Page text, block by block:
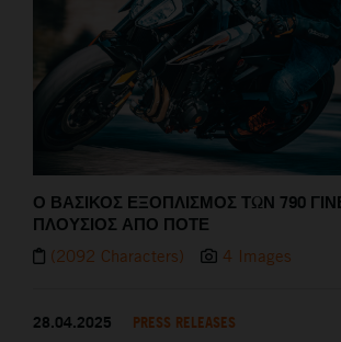
Ο ΒΑΣΙΚΟΣ ΕΞΟΠΛΙΣΜΟΣ ΤΩΝ 790
ΠΛΟΥΣΙΟΣ ΑΠΟ ΠΟΤΕ
(2092 Characters)
4 Images
28.04.2025 PRESS RELEASES